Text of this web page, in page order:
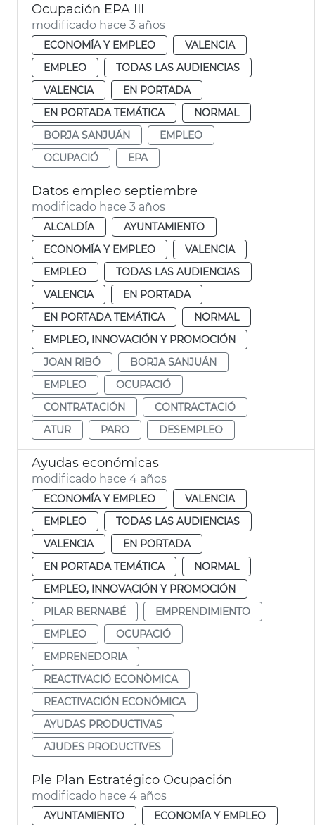
Ocupación EPA III
modificado hace 3 años
ECONOMÍA Y EMPLEO
VALENCIA
EMPLEO
TODAS LAS AUDIENCIAS
VALENCIA
EN PORTADA
EN PORTADA TEMÁTICA
NORMAL
BORJA SANJUÁN
EMPLEO
OCUPACIÓ
EPA
Datos empleo septiembre
modificado hace 3 años
ALCALDÍA
AYUNTAMIENTO
ECONOMÍA Y EMPLEO
VALENCIA
EMPLEO
TODAS LAS AUDIENCIAS
VALENCIA
EN PORTADA
EN PORTADA TEMÁTICA
NORMAL
EMPLEO, INNOVACIÓN Y PROMOCIÓN
JOAN RIBÓ
BORJA SANJUÁN
EMPLEO
OCUPACIÓ
CONTRATACIÓN
CONTRACTACIÓ
ATUR
PARO DESEMPLEO
Ayudas económicas
modificado hace 4 años
ECONOMÍA Y EMPLEO
VALENCIA
EMPLEO
TODAS LAS AUDIENCIAS
VALENCIA
EN PORTADA
EN PORTADA TEMÁTICA
NORMAL
EMPLEO, INNOVACIÓN Y PROMOCIÓN
PILAR BERNABÉ
EMPRENDIMIENTO
EMPLEO
OCUPACIÓ
EMPRENEDORIA
REACTIVACIÓ ECONÒMICA
REACTIVACIÓN ECONÓMICA
AYUDAS PRODUCTIVAS
AJUDES PRODUCTIVES
Ple Plan Estratégico Ocupación
modificado hace 4 años
AYUNTAMIENTO ECONOMÍA Y EMPLEO